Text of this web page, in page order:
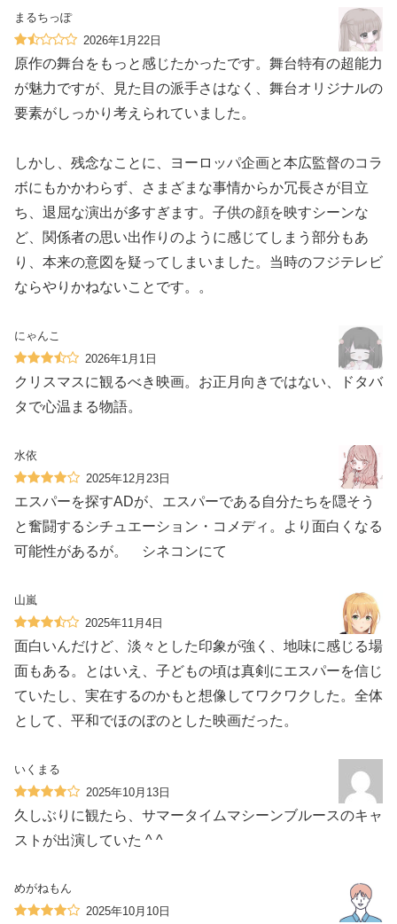
まるちっぽ
2026年1月22日
原作の舞台をもっと感じたかったです。舞台特有の超能力
が魅力ですが、見た目の派手さはなく、舞台オリジナルの
要素がしっかり考えられていました。
しかし、残念なことに、ヨーロッパ企画と本広監督のコラ
ボにもかかわらず、さまざまな事情からか冗長さが目立
ち、退屈な演出が多すぎます。子供の顔を映すシーンな
ど、関係者の思い出作りのように感じてしまう部分もあ
り、本来の意図を疑ってしまいました。当時のフジテレビ
ならやりかねないことです。。
にゃんこ
2026年1月1日
クリスマスに観るべき映画。お正月向きではない、ドタバ
タで心温まる物語。
水依
2025年12月23日
エスパーを探すADが、エスパーである自分たちを隠そう
と奮闘するシチュエーション・コメディ。より面白くなる
可能性があるが。 シネコンにて
山嵐
2025年11月4日
面白いんだけど、淡々とした印象が強く、地味に感じる場
面もある。とはいえ、子どもの頃は真剣にエスパーを信じ
ていたし、実在するのかもと想像してワクワクした。全体
として、平和でほのぼのとした映画だった。
いくまる
2025年10月13日
久しぶりに観たら、サマータイムマシーンブルースのキャ
ストが出演していた ^ ^
めがねもん
2025年10月10日